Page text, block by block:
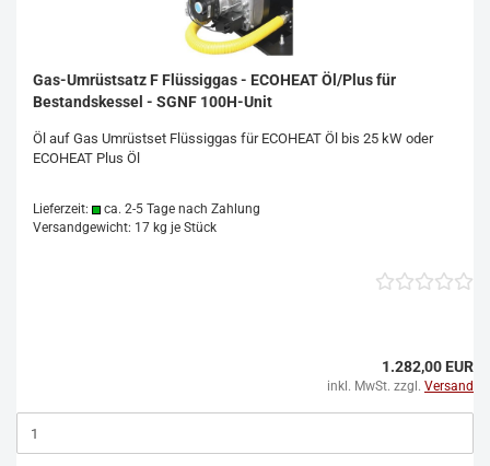
Gas-Umrüstsatz F Flüssiggas - ECOHEAT Öl/Plus für
Bestandskessel - SGNF 100H-Unit
Öl auf Gas Umrüstset Flüssiggas für ECOHEAT Öl bis 25 kW oder
ECOHEAT Plus Öl
Lieferzeit:
ca. 2-5 Tage nach Zahlung
Versandgewicht: 17 kg je Stück
1.282,00 EUR
inkl. MwSt. zzgl. Versand